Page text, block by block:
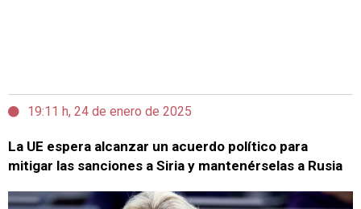
19:11 h, 24 de enero de 2025
La UE espera alcanzar un acuerdo político para
mitigar las sanciones a Siria y mantenérselas a Rusia